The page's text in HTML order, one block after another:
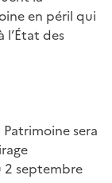
en péril qui
des
sera
2 septembre